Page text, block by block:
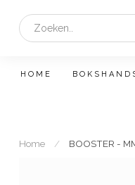
HOME
Home / BOOSTER -